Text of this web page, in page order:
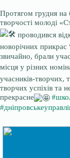
Протягом грудня на
творчості молоді
проводився
новорічних
звичайно, брали
місця у різних
учасників-творчих,
творчих успіхів та
прекрасне